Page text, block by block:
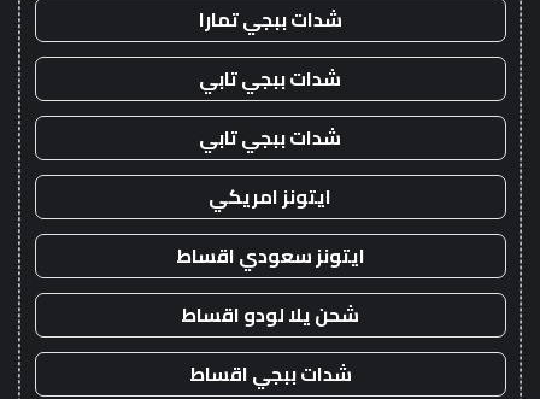
شدات ببجي تمارا
شدات ببجي تابي
شدات ببجي تابي
ايتونز امريكي
ايتونز سعودي اقساط
شحن يلا لودو اقساط
شدات ببجي اقساط